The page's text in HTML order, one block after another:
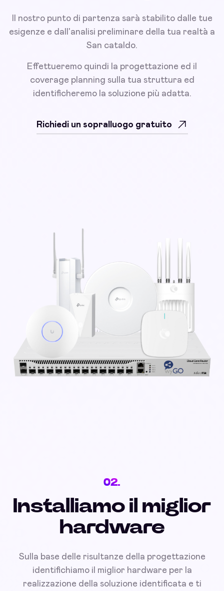
Il nostro punto di partenza sarà stabilito dalle tue
esigenze e dall'analisi preliminare della tua realtà a
San cataldo.
Effettueremo quindi la progettazione ed il
coverage planning sulla tua struttura ed
identificheremo la soluzione più adatta.
Richiedi un sopralluogo gratuito
02.
Installiamo il miglior
hardware
Sulla base delle risultanze della progettazione
identifichiamo il miglior hardware per la
realizzazione della soluzione identificata e ti